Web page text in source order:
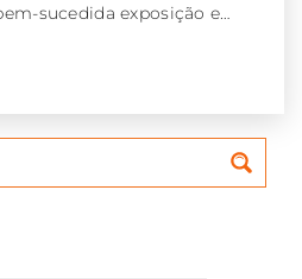
sucedida exposição e